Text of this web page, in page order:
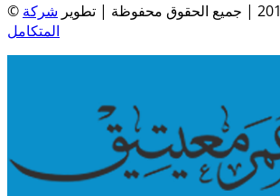
شركة
المتكامل